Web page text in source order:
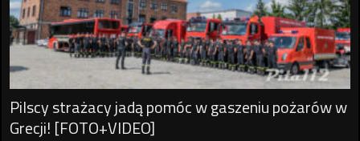
Pilscy strażacy jadą pomóc w gaszeniu pożarów w
Grecji! [FOTO+VIDEO]